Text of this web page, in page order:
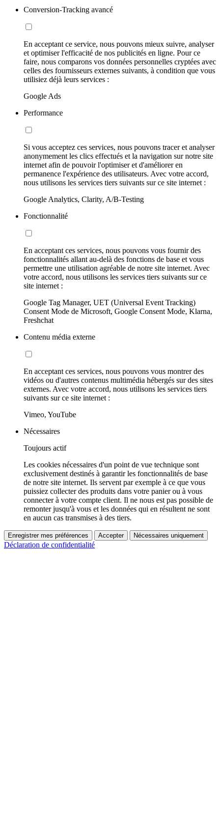
Conversion-Tracking avancé
En acceptant ce service, nous pouvons mieux suivre, analyser
et optimiser l'efficacité de nos publicités en ligne. Pour ce
faire, nous comparons vos données personnelles cryptées avec
celles des fournisseurs externes suivants, à condition que vous
utilisiez déjà leurs services :
Google Ads
Performance
Si vous acceptez ces services, nous pouvons tracer et analyser
anonymement les clics effectués et la navigation sur notre site
internet afin de pouvoir l'optimiser et d'améliorer en
permanence l'expérience des utilisateurs. Avec votre accord,
nous utilisons les services tiers suivants sur ce site internet :
Google Analytics, Clarity, A/B-Testing
Fonctionnalité
En acceptant ces services, nous pouvons vous fournir des
fonctionnalités allant au-delà des fonctions de base et vous
permettre une utilisation agréable de notre site internet. Avec
votre accord, nous utilisons les services tiers suivants sur ce
site internet :
Google Tag Manager, UET (Universal Event Tracking)
Consent Mode de Microsoft, Google Consent Mode, Klarna,
Freshchat
Contenu média externe
En acceptant ces services, nous pouvons vous montrer des
vidéos ou d'autres contenus multimédia hébergés sur des sites
externes. Avec votre accord, nous utilisons les services tiers
suivants sur ce site internet :
Vimeo, YouTube
Nécessaires
Toujours actif
Les cookies nécessaires d'un point de vue technique sont
exclusivement destinés à garantir les fonctionnalités de base
de notre site internet. Ils servent par exemple à ce que vous
puissiez collecter des produits dans votre panier ou à vous
connecter à votre compte client. Il ne nous est pas possible de
remonter jusqu'à vous et les données qui en résultent ne sont
en aucun cas transmises à des tiers.
Enregistrer mes préférences Accepter Nécessaires uniquement
Déclaration de confidentialité